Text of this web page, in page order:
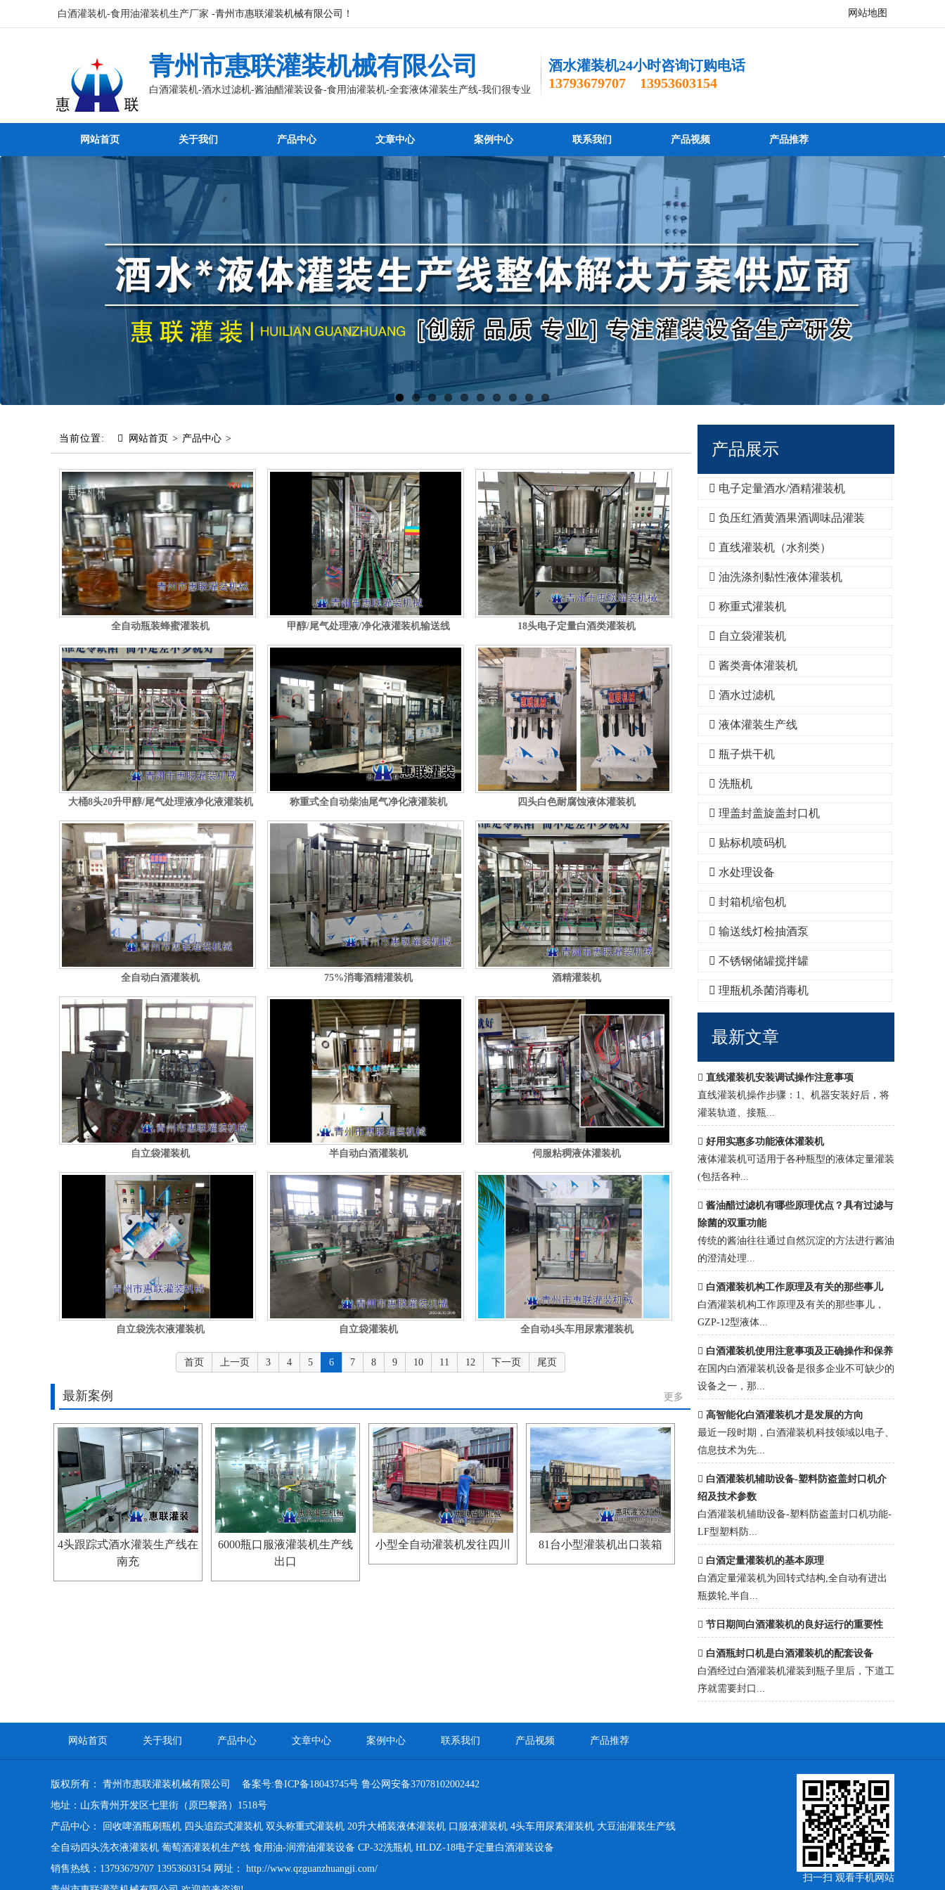
白酒灌装机-食用油灌装机生产厂家 -青州市惠联灌装机械有限公司！ 网站地图
青州市惠联灌装机械有限公司
白酒灌装机-酒水过滤机-酱油醋灌装设备-食用油灌装机-全套液体灌装生产线-我们很专业
酒水灌装机24小时咨询订购电话
13793679707 13953603154
服务咨询热线
13793679707
网站首页 关于我们 产品中心 文章中心 案例中心 联系我们 产品视频 产品推荐
当前位置: 网站首页 > 产品中心 >
全自动瓶装蜂蜜灌装机 甲醇/尾气处理液/净化液灌装机输送线 18头电子定量白酒类灌装机
大桶8头20升甲醇/尾气处理液净化液灌装机 称重式全自动柴油尾气净化液灌装机 四头白色耐腐蚀液体灌装机
全自动白酒灌装机 75%消毒酒精灌装机 酒精灌装机
自立袋灌装机 半自动白酒灌装机 伺服粘稠液体灌装机
自立袋洗衣液灌装机 自立袋灌装机 全自动4头车用尿素灌装机
首页 上一页 3 4 5 6 7 8 9 10 11 12 下一页 尾页
最新案例 更多
4头跟踪式酒水灌装生产线在
南充
6000瓶口服液灌装机生产线
出口
小型全自动灌装机发往四川 81台小型灌装机出口装箱
产品展示
电子定量酒水/酒精灌装机
负压红酒黄酒果酒调味品灌装
直线灌装机（水剂类）
油洗涤剂黏性液体灌装机
称重式灌装机
自立袋灌装机
酱类膏体灌装机
酒水过滤机
液体灌装生产线
瓶子烘干机
洗瓶机
理盖封盖旋盖封口机
贴标机喷码机
水处理设备
封箱机缩包机
输送线灯检抽酒泵
不锈钢储罐搅拌罐
理瓶机杀菌消毒机
最新文章
直线灌装机安装调试操作注意事项
直线灌装机操作步骤：1、机器安装好后，将
灌装轨道、接瓶...
好用实惠多功能液体灌装机
液体灌装机可适用于各种瓶型的液体定量灌装
(包括各种...
酱油醋过滤机有哪些原理优点？具有过滤与
除菌的双重功能
传统的酱油往往通过自然沉淀的方法进行酱油
的澄清处理...
白酒灌装机构工作原理及有关的那些事儿
白酒灌装机构工作原理及有关的那些事儿，​
GZP-12型液体...
白酒灌装机使用注意事项及正确操作和保养
在国内白酒灌装机设备是很多企业不可缺少的
设备之一，那...
高智能化白酒灌装机才是发展的方向
最近一段时期，白酒灌装机科技领域以电子、
信息技术为先...
白酒灌装机辅助设备-塑料防盗盖封口机介
绍及技术参数
白酒灌装机辅助设备-塑料防盗盖封口机功能-
LF型塑料防...
白酒定量灌装机的基本原理
白酒定量灌装机为回转式结构,全自动有进出
瓶拨轮,半自...
节日期间白酒灌装机的良好运行的重要性
白酒瓶封口机是白酒灌装机的配套设备
白酒经过白酒灌装机灌装到瓶子里后，下道工
序就需要封口...
网站首页 关于我们 产品中心 文章中心 案例中心 联系我们 产品视频 产品推荐
版权所有： 青州市惠联灌装机械有限公司 备案号:鲁ICP备18043745号 鲁公网安备37078102002442
地址：山东青州开发区七里街（原巴黎路）1518号
产品中心： 回收啤酒瓶刷瓶机 四头追踪式灌装机 双头称重式灌装机 20升大桶装液体灌装机 口服液灌装机 4头车用尿素灌装机 大豆油灌装生产线
全自动四头洗衣液灌装机 葡萄酒灌装机生产线 食用油-润滑油灌装设备 CP-32洗瓶机 HLDZ-18电子定量白酒灌装设备
销售热线：13793679707 13953603154 网址： http://www.qzguanzhuangji.com/
扫一扫 观看手机网站